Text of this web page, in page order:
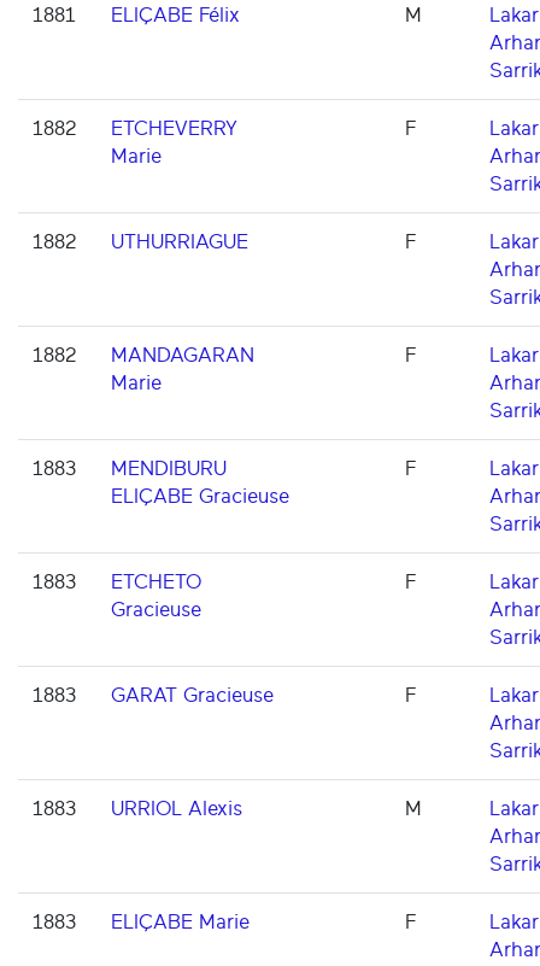
1881 ELIÇABE Félix M
1882
ETCHEVERRY
Marie
F
1882 UTHURRIAGUE F
1882
MANDAGARAN
Marie
F
1883
MENDIBURU
ELIÇABE Gracieuse
F
1883
ETCHETO
Gracieuse
F
1883 GARAT Gracieuse F
1883 URRIOL Alexis M
1883 ELIÇABE Marie F